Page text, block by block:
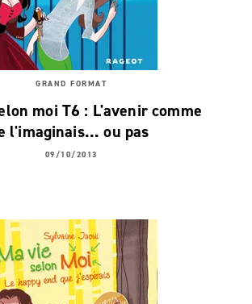
GRAND FORMAT
moi T6 : L'avenir comme
l'imaginais... ou pas
09/10/2013